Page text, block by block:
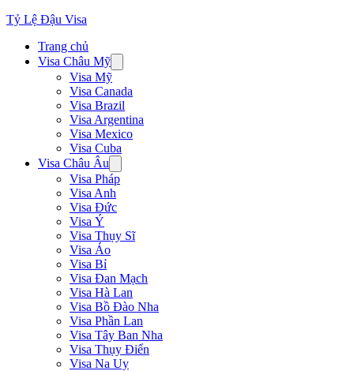
Tỷ Lệ Đậu Visa
Trang chủ
Visa Châu Mỹ
Visa Mỹ
Visa Canada
Visa Brazil
Visa Argentina
Visa Mexico
Visa Cuba
Visa Châu Âu
Visa Pháp
Visa Anh
Visa Đức
Visa Ý
Visa Thụy Sĩ
Visa Áo
Visa Bỉ
Visa Đan Mạch
Visa Hà Lan
Visa Bồ Đào Nha
Visa Phần Lan
Visa Tây Ban Nha
Visa Thụy Điển
Visa Na Uy